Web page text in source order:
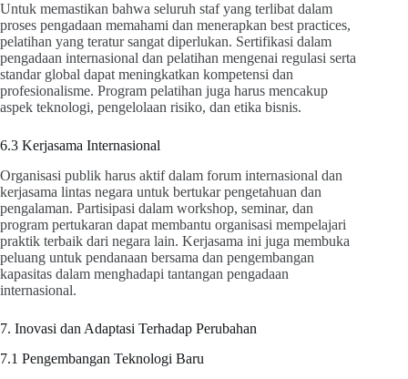
Untuk memastikan bahwa seluruh staf yang terlibat dalam
proses pengadaan memahami dan menerapkan best practices,
pelatihan yang teratur sangat diperlukan. Sertifikasi dalam
pengadaan internasional dan pelatihan mengenai regulasi serta
standar global dapat meningkatkan kompetensi dan
profesionalisme. Program pelatihan juga harus mencakup
aspek teknologi, pengelolaan risiko, dan etika bisnis.
6.3 Kerjasama Internasional
Organisasi publik harus aktif dalam forum internasional dan
kerjasama lintas negara untuk bertukar pengetahuan dan
pengalaman. Partisipasi dalam workshop, seminar, dan
program pertukaran dapat membantu organisasi mempelajari
praktik terbaik dari negara lain. Kerjasama ini juga membuka
peluang untuk pendanaan bersama dan pengembangan
kapasitas dalam menghadapi tantangan pengadaan
internasional.
7. Inovasi dan Adaptasi Terhadap Perubahan
7.1 Pengembangan Teknologi Baru